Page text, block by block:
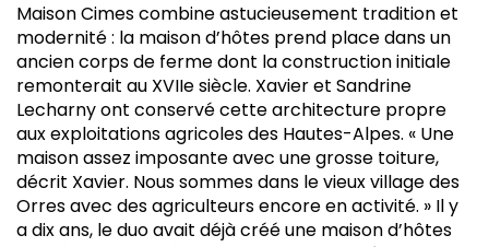
Maison Cimes combine astucieusement tradition et
modernité : la maison d’hôtes prend place dans un
ancien corps de ferme dont la construction initiale
remonterait au XVIIe siècle. Xavier et Sandrine
Lecharny ont conservé cette architecture propre
aux exploitations agricoles des Hautes-Alpes. « Une
maison assez imposante avec une grosse toiture,
décrit Xavier. Nous sommes dans le vieux village des
Orres avec des agriculteurs encore en activité. » Il y
a dix ans, le duo avait déjà créé une maison d’hôtes